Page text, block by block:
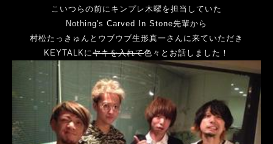
こいつらの前にキンプレ木曜を担当していた
Nothing's Carved In Stone先輩から
村松たっきゅんとウブウブ生形真一さんに来ていただき
KEYTALKにヤキを入れて色々とお話しました！